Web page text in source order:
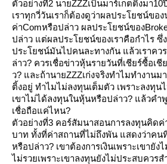
ตัวอย่างที่2 นายZZZเป็นมาร์เกตติ้งมา
เราทุกวี่วันเราก็ต้องดูว่าผลประโยชน์ขอ
ค่าComหรือปล่าว ผลประโยชน์ของ
ปล่าว แต่ผลประโยชน์ของเราคือกำไร ซึ่ง
ประโยชน์มันไปคนละทางกัน แล้วเราคว
ล่าว? ควรเชื่อข่าวหุ้นรายวันที่เชียร์ซื้อเ
ว? และถ้านายZZZเก่งจริงทำไมทำงานม
ติ้งอยู่ ทำไมไม่ลงทุนเต็มตัว เพราะลงทุน
เขาไม่ได้ลงทุนในหุ้นหรือปล่าว? แล้วคำ
เชื่อถือแค่ไหน?
ตัวอย่างที่3 คอร์สัมนาสอนการลงทุนคิด
บาท ทั้งที่ค่าสถานที่ไม่ถึงพัน แสดงว่าคนที่
หรือปล่าว? เขาต้องการเงินเพราะเขายัง
ไม่รวยเพราะเขาลงทุนยังไม่ประสบควร